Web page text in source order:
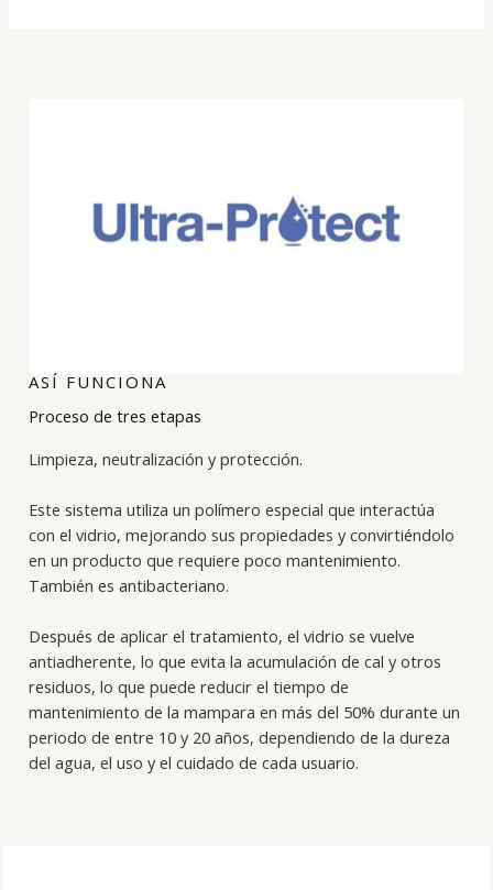
ASÍ FUNCIONA
Proceso de tres etapas
Limpieza, neutralización y protección.
Este sistema utiliza un polímero especial que interactúa
con el vidrio, mejorando sus propiedades y convirtiéndolo
en un producto que requiere poco mantenimiento.
También es antibacteriano.
Después de aplicar el tratamiento, el vidrio se vuelve
antiadherente, lo que evita la acumulación de cal y otros
residuos, lo que puede reducir el tiempo de
mantenimiento de la mampara en más del 50% durante un
periodo de entre 10 y 20 años, dependiendo de la dureza
del agua, el uso y el cuidado de cada usuario.